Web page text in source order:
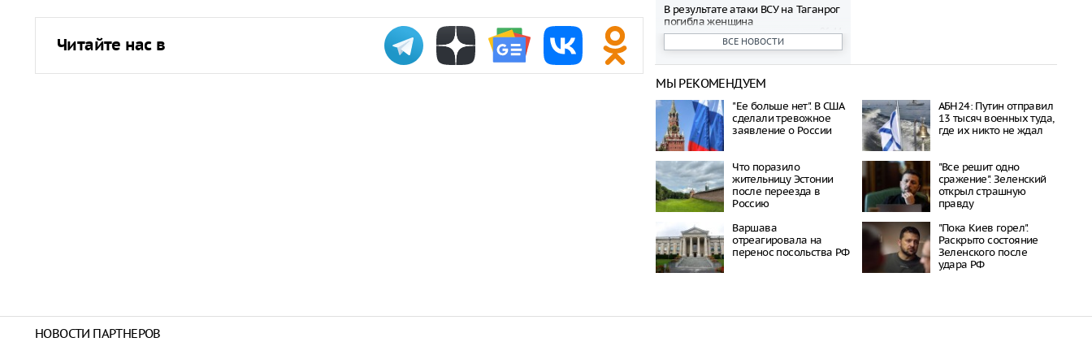
Читайте нас в
В результате атаки ВСУ на Таганрог
погибла женщина
06:44
Жители Керчи остались без
электроэнергии из-за атаки
украинских дронов
Курорты Южного берега Крыма
временно остались без
электричества после атак ВСУ
Два человека погибли, пять
ранены после воздушной атаки на
Ростов-На-Дону
06:50
В Ростовской области 15 городов и
районов столкнулись с
проблемами электричеством после
урагана
08:46
ВСЕ НОВОСТИ
МЫ РЕКОМЕНДУЕМ
"Ее больше нет". В США
сделали тревожное
заявление о России
АБН24: Путин отправил
13 тысяч военных туда,
где их никто не ждал
Что поразило
жительницу Эстонии
после переезда в
Россию
"Все решит одно
сражение". Зеленский
открыл страшную
правду
Варшава
отреагировала на
перенос посольства РФ
"Пока Киев горел".
Раскрыто состояние
Зеленского после
удара РФ
НОВОСТИ ПАРТНЕРОВ